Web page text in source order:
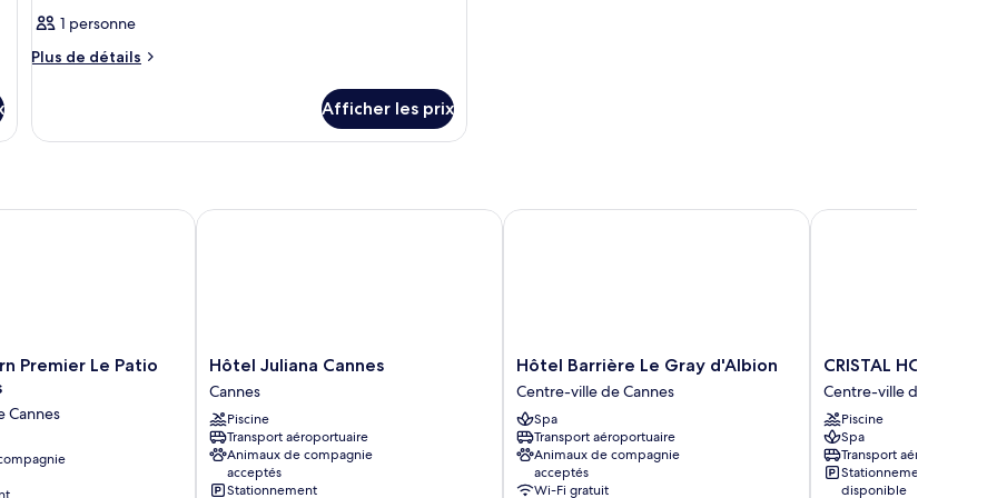
1 personne
Plus de détails
Plus
Chambre
Afficher les prix
Premier Le Patio
Cannes
Le Patio des Artistes
Hôtel
Juliana
Cannes
Cannes
Hôtel Juliana Cannes
Cannes
Piscine
Transport aéroportuaire
Animaux de compagnie
acceptés
Stationnement
Hôtel Juliana Cannes
Hôtel
Barrière
Le
Gray
d'Albion
Centre-
ville
Hôtel Barrière Le Gray d'Albion
Centre-ville de Cannes
Spa
Transport aéroportuaire
Animaux de compagnie
acceptés
Wi-Fi gratuit
Hôtel Barrière Le Gray d'Albion
CRISTAL
HOTEL
&
SPA
Centre-
ville
de
CRISTAL HOTEL &
Centre-ville de Cannes
Piscine
Spa
Transport aéroportuaire
Stationnement
disponible
CRISTAL HOTEL & SPA